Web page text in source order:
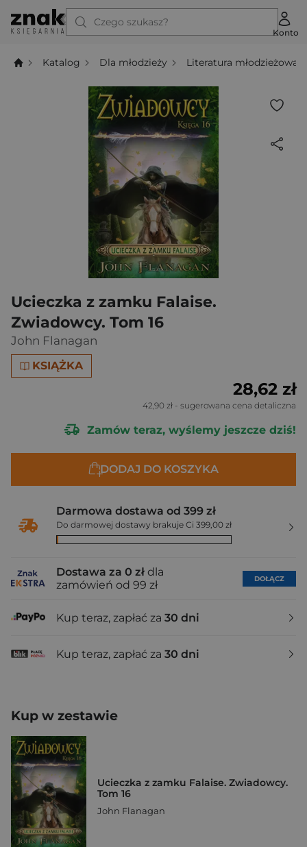
Czego szukasz?
Konto
Katalog Dla młodzieży Literatura młodzieżowa
Ucieczka z zamku Falaise.
Zwiadowcy. Tom 16
John Flanagan
KSIĄŻKA
28,62 zł
42,90 zł - sugerowana cena detaliczna
Zamów teraz, wyślemy jeszcze dziś!
DODAJ DO KOSZYKA
Darmowa dostawa od 399 zł
Do darmowej dostawy brakuje Ci 399,00 zł
Dostawa za 0 zł dla
zamówień od 99 zł
DOŁĄCZ
Kup teraz, zapłać za 30 dni
Kup teraz, zapłać za 30 dni
Kup w zestawie
Ucieczka z zamku Falaise. Zwiadowcy.
Tom 16
John Flanagan